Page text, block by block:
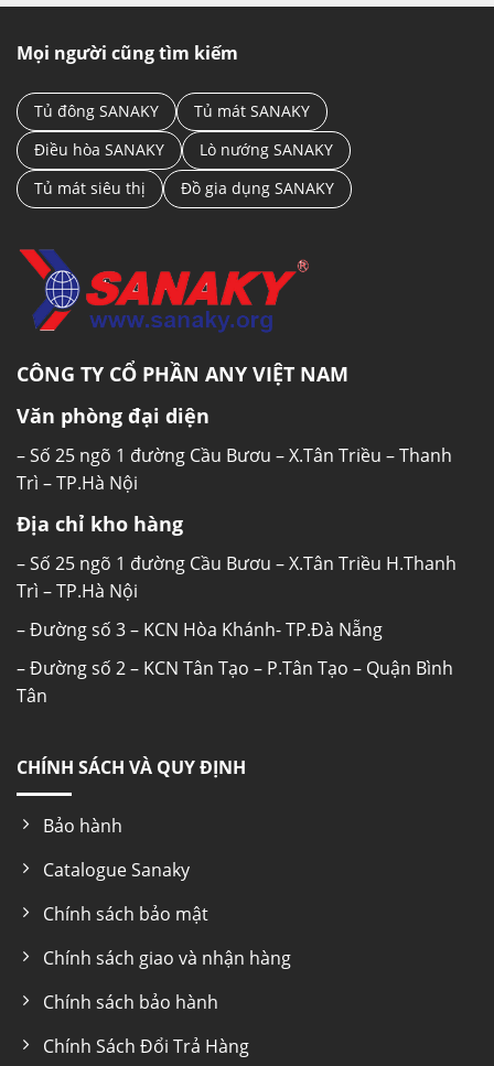
5
Mọi người cũng tìm kiếm
Tủ đông SANAKY
Tủ mát SANAKY
Điều hòa SANAKY
Lò nướng SANAKY
Tủ mát siêu thị
Đồ gia dụng SANAKY
CÔNG TY CỔ PHẦN ANY VIỆT NAM
Văn phòng đại diện
– Số 25 ngõ 1 đường Cầu Bươu – X.Tân Triều – Thanh
Trì – TP.Hà Nội
Địa chỉ kho hàng
– Số 25 ngõ 1 đường Cầu Bươu – X.Tân Triều H.Thanh
Trì – TP.Hà Nội
– Đường số 3 – KCN Hòa Khánh- TP.Đà Nẵng
– Đường số 2 – KCN Tân Tạo – P.Tân Tạo – Quận Bình
Tân
CHÍNH SÁCH VÀ QUY ĐỊNH
Bảo hành
Catalogue Sanaky
Chính sách bảo mật
Chính sách giao và nhận hàng
Chính sách bảo hành
Chính Sách Đổi Trả Hàng